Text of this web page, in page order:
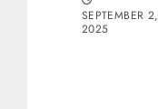
SEPTEMBER 2,
2025